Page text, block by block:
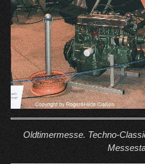
Oldtimermesse. Techno-